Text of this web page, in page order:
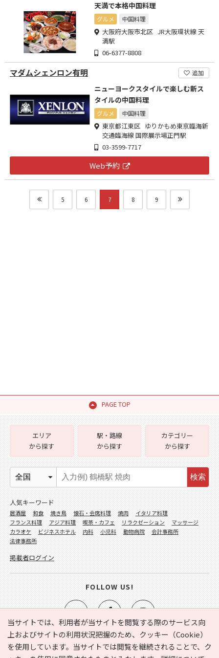
天満で本格中国料理
グルメ 中国料理
大阪府大阪市北区 JR大阪環状線 天
満駅
06-6377-8808
マダムシェンロン有明 追加
ニューヨークスタイルで楽しむ新ス
タイルの中国料理
グルメ 中国料理
東京都江東区 ゆりかもめ東京臨海新
交通臨海線 国際展示場正門駅
03-3599-7717
Web予約
5 6 7 8 9
PAGE TOP
当サイトでは、利用者が当サイトを閲覧する際のサービス向
上およびサイトの利用状況把握のため、クッキー（Cookie）
を使用しています。当サイトでは閲覧を継続されることで、ク
e-NAVITA（イーナビタ）とは？ お気に入り ヘルプ
エリア
から探す
駅・路線
から探す
カテゴリー
から探す
検索
人気キーワード
居酒屋 和食 焼き鳥 懐石・会席料理 焼肉
イタリア料理
フランス料理
アジア料理 喫茶・カフェ リラクゼーション
マッサージ
カラオケ
ビジネスホテル 内科 小児科 動物病院
会計事務所
法律事務所
掲載者ログイン
FOLLOW US!